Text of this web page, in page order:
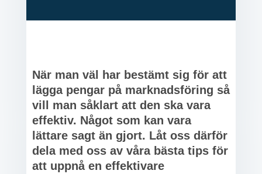
När man väl har bestämt sig för att
lägga pengar på marknadsföring så
vill man såklart att den ska vara
effektiv. Något som kan vara
lättare sagt än gjort. Låt oss därför
dela med oss av våra bästa tips för
att uppnå en effektivare